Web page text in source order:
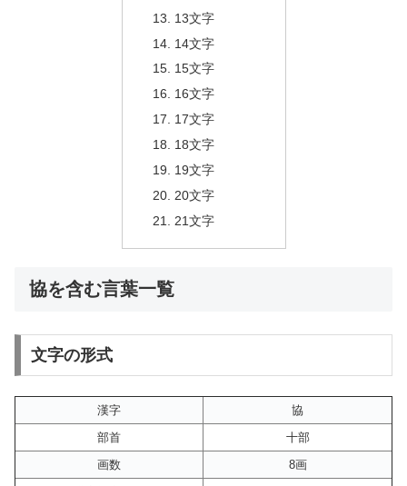
13文字
14文字
15文字
16文字
17文字
18文字
19文字
20文字
21文字
協を含む言葉一覧
文字の形式
漢字
協
部首
十部
画数
8画